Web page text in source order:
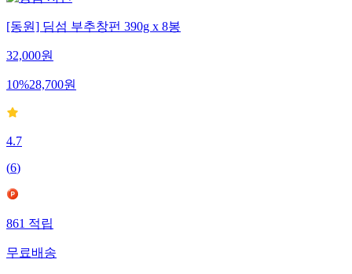
[동원] 딤섬 부추창펀 390g x 8봉
32,000원
10%28,700원
4.7
(6)
861 적립
무료배송